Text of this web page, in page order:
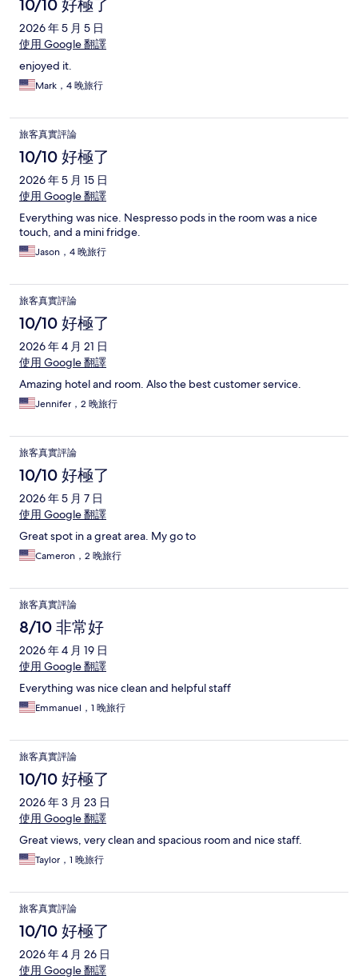
10/10 好極了
2026 年 5 月 5 日
使用 Google 翻譯
enjoyed it.
Mark，4 晚旅行
旅客真實評論
10/10 好極了
2026 年 5 月 15 日
使用 Google 翻譯
Everything was nice. Nespresso pods in the room was a nice
touch, and a mini fridge.
Jason，4 晚旅行
旅客真實評論
10/10 好極了
2026 年 4 月 21 日
使用 Google 翻譯
Amazing hotel and room. Also the best customer service.
Jennifer，2 晚旅行
旅客真實評論
10/10 好極了
2026 年 5 月 7 日
使用 Google 翻譯
Great spot in a great area. My go to
Cameron，2 晚旅行
旅客真實評論
8/10 非常好
2026 年 4 月 19 日
使用 Google 翻譯
Everything was nice clean and helpful staff
Emmanuel，1 晚旅行
旅客真實評論
10/10 好極了
2026 年 3 月 23 日
使用 Google 翻譯
Great views, very clean and spacious room and nice staff.
Taylor，1 晚旅行
旅客真實評論
10/10 好極了
2026 年 4 月 26 日
使用 Google 翻譯